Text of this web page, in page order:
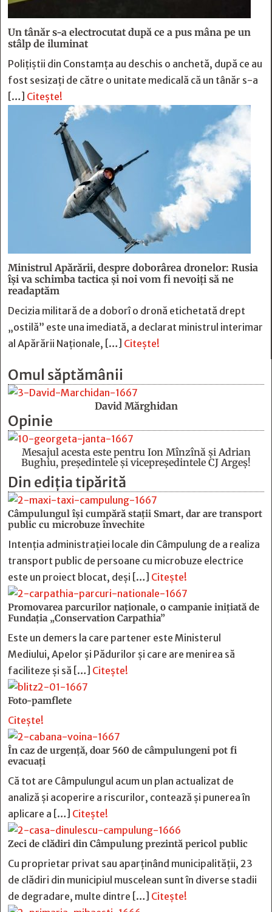
Un tânăr s-a electrocutat după ce a pus mâna pe un
stâlp de iluminat
Poliţiştii din Constamţa au deschis o anchetă, după ce au
fost sesizaţi de către o unitate medicală că un tânăr s-a
[…] Citește!
Ministrul Apărării, despre doborârea dronelor: Rusia
îşi va schimba tactica şi noi vom fi nevoiţi să ne
readaptăm
Decizia militară de a doborî o dronă etichetată drept
„ostilă” este una imediată, a declarat ministrul interimar
al Apărării Naţionale, […] Citește!
Omul săptămânii
David Mărghidan
Opinie
Mesajul acesta este pentru Ion Mînzînă şi Adrian
Bughiu, preşedintele şi vicepreşedintele CJ Argeş!
Din ediția tipărită
Câmpulungul îşi cumpără staţii Smart, dar are transport
public cu microbuze învechite
Intenția administrației locale din Câmpulung de a realiza
transport public de persoane cu microbuze electrice
este un proiect blocat, deși […] Citește!
Promovarea parcurilor naționale, o campanie inițiată de
Fundația „Conservation Carpathia”
Este un demers la care partener este Ministerul
Mediului, Apelor și Pădurilor și care are menirea să
faciliteze și să […] Citește!
Foto-pamflete
Citește!
În caz de urgență, doar 560 de câmpulungeni pot fi
evacuați
Că tot are Câmpulungul acum un plan actualizat de
analiză și acoperire a riscurilor, contează și punerea în
aplicare a […] Citește!
Zeci de clădiri din Câmpulung prezintă pericol public
Cu proprietar privat sau aparținând municipalității, 23
de clădiri din municipiul muscelean sunt în diverse stadii
de degradare, multe dintre […] Citește!